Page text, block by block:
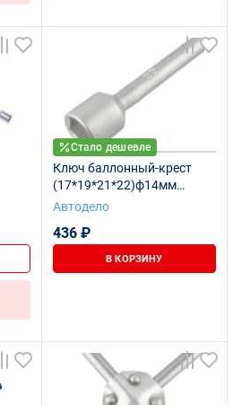
Стало дешевле
Ключ баллонный-крест
(17*19*21*22)ф14мм
L360мм (АвтоDело) 30717
Автодело
436 ₽
В КОРЗИНУ